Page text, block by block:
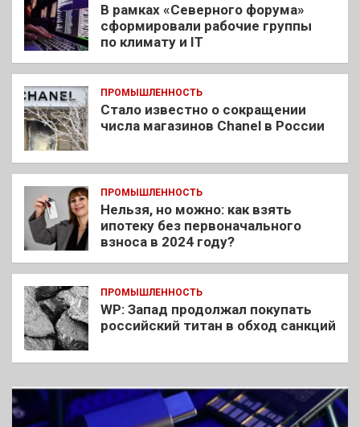
В рамках «Северного форума»
сформировали рабочие группы
по климату и IT
ПРОМЫШЛЕННОСТЬ
Стало известно о сокращении
числа магазинов Chanel в России
ПРОМЫШЛЕННОСТЬ
Нельзя, но можно: как взять
ипотеку без первоначального
взноса в 2024 году?
ПРОМЫШЛЕННОСТЬ
WP: Запад продолжал покупать
российский титан в обход санкций